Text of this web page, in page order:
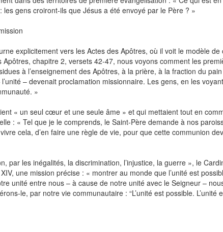
gens croiront‑ils que Jésus a été envoyé par le Père ? »
explicitement vers les Actes des Apôtres, où il voit le modèle de
chapitre 2, versets 42‑47, nous voyons comment les
à l’enseignement des Apôtres, à la prière, à la fraction du
– devenait proclamation missionnaire. Les gens, en les
»
« un seul cœur et une seule âme » et qui mettaient tout en
: « Tel que je le comprends, le Saint‑Père demande à nos
cela, d’en faire une règle de vie, pour que cette communion
par les inégalités, la discrimination, l’injustice, la guerre », le
une mission précise : « montrer au monde que l’unité est
unité entre nous – à cause de notre unité avec le Seigneur –
par notre vie communautaire : “L’unité est possible. L’unité